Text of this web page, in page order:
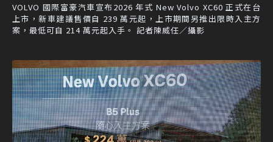
VOLVO 國際富豪汽車宣布2026 年式 New Volvo XC60 正式在台
上市，新車建議售價自 239 萬元起，上市期間另推出限時入主方
案，最低可自 214 萬元起入手。 記者陳威任／攝影